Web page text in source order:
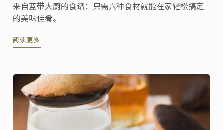
来自蓝带大厨的食谱：只需六种食材就能在家轻松搞定
的美味佳肴。
阅读更多